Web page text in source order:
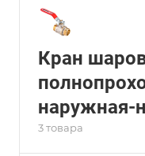
Кран
наружная-
3 товара